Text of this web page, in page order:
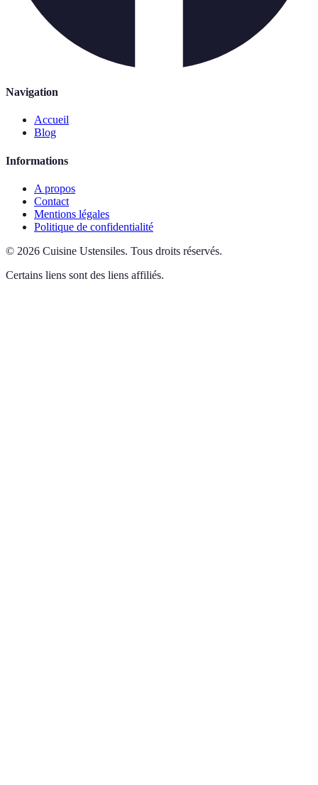
Navigation
Accueil
Blog
Informations
A propos
Contact
Mentions légales
Politique de confidentialité
© 2026 Cuisine Ustensiles. Tous droits réservés.
Certains liens sont des liens affiliés.